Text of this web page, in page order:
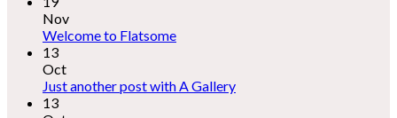
Nov
Welcome to Flatsome
13
Oct
Just another post with A Gallery
13